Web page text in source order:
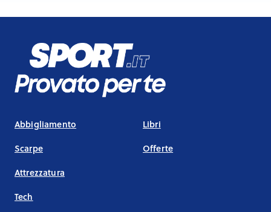
Abbigliamento
Scarpe
Attrezzatura
Tech
Libri
Offerte